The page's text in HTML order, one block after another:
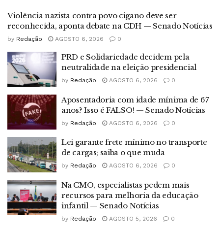
Violência nazista contra povo cigano deve ser
reconhecida, aponta debate na CDH — Senado Notícias
by Redação AGOSTO 6, 2026 0
PRD e Solidariedade decidem pela
neutralidade na eleição presidencial
by Redação AGOSTO 6, 2026 0
Aposentadoria com idade mínima de 67
anos? Isso é FALSO! — Senado Notícias
by Redação AGOSTO 6, 2026 0
Lei garante frete mínimo no transporte
de cargas; saiba o que muda
by Redação AGOSTO 6, 2026 0
Na CMO, especialistas pedem mais
recursos para melhoria da educação
infantil — Senado Notícias
by Redação AGOSTO 5, 2026 0